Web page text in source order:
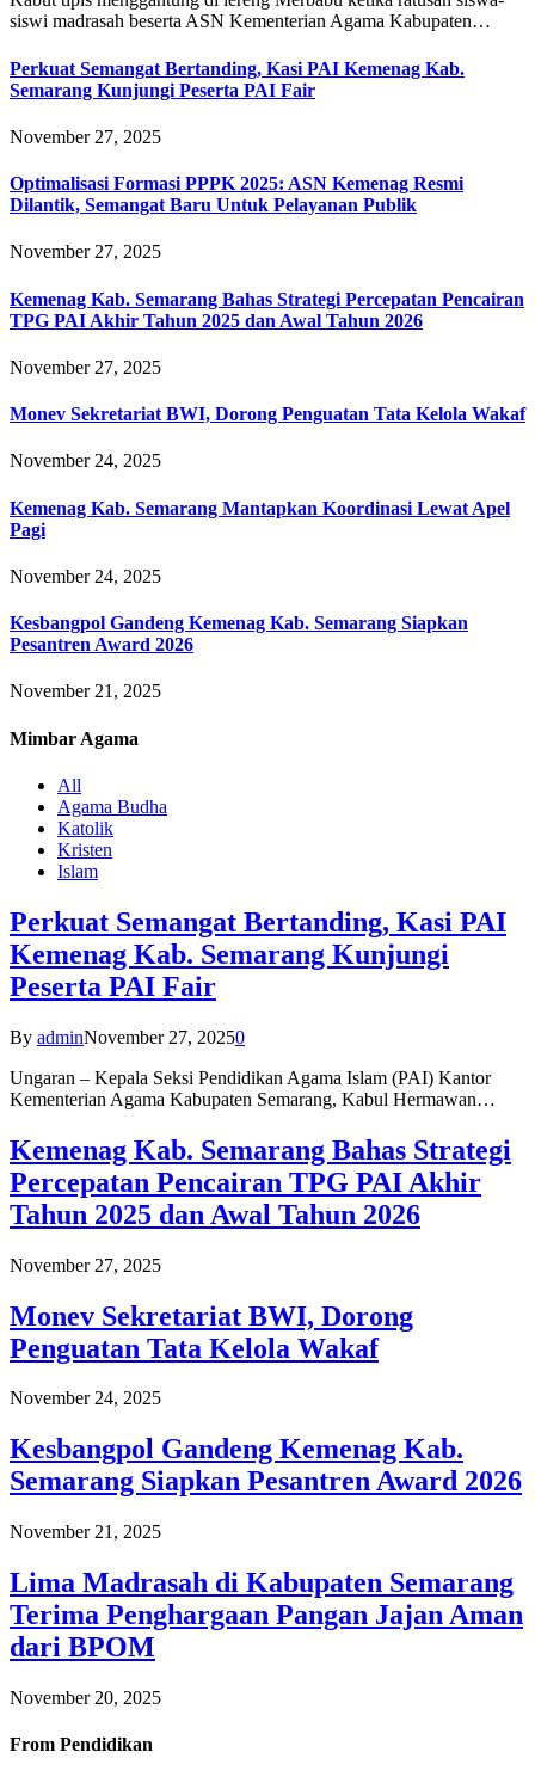
siswi madrasah beserta ASN Kementerian Agama Kabupaten…
Perkuat Semangat Bertanding, Kasi PAI Kemenag Kab.
Semarang Kunjungi Peserta PAI Fair
November 27, 2025
Optimalisasi Formasi PPPK 2025: ASN Kemenag Resmi
Dilantik, Semangat Baru Untuk Pelayanan Publik
November 27, 2025
Kemenag Kab. Semarang Bahas Strategi Percepatan Pencairan
TPG PAI Akhir Tahun 2025 dan Awal Tahun 2026
November 27, 2025
Monev Sekretariat BWI, Dorong Penguatan Tata Kelola Wakaf
November 24, 2025
Kemenag Kab. Semarang Mantapkan Koordinasi Lewat Apel
Pagi
November 24, 2025
Kesbangpol Gandeng Kemenag Kab. Semarang Siapkan
Pesantren Award 2026
November 21, 2025
Mimbar Agama
All
Agama Budha
Katolik
Kristen
Islam
Perkuat Semangat Bertanding, Kasi PAI
Kemenag Kab. Semarang Kunjungi
Peserta PAI Fair
By adminNovember 27, 20250
Ungaran – Kepala Seksi Pendidikan Agama Islam (PAI) Kantor
Kementerian Agama Kabupaten Semarang, Kabul Hermawan…
Kemenag Kab. Semarang Bahas Strategi
Percepatan Pencairan TPG PAI Akhir
Tahun 2025 dan Awal Tahun 2026
November 27, 2025
Monev Sekretariat BWI, Dorong
Penguatan Tata Kelola Wakaf
November 24, 2025
Kesbangpol Gandeng Kemenag Kab.
Semarang Siapkan Pesantren Award 2026
November 21, 2025
Lima Madrasah di Kabupaten Semarang
Terima Penghargaan Pangan Jajan Aman
dari BPOM
November 20, 2025
From Pendidikan